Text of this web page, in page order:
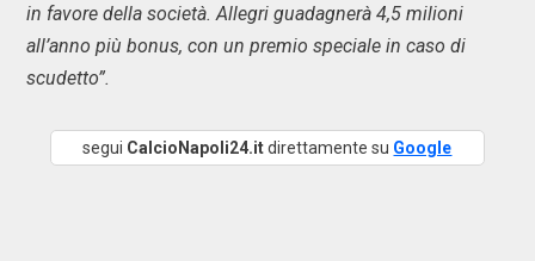
in favore della società. Allegri guadagnerà 4,5 milioni
all’anno più bonus, con un premio speciale in caso di
scudetto”.
segui CalcioNapoli24.itdirettamente su Google